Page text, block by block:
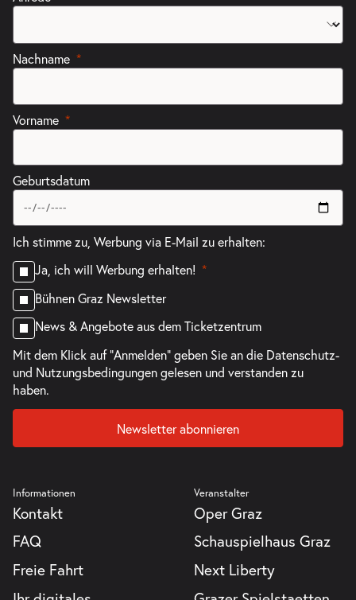
Nachname
Vorname
Geburtsdatum
Ich stimme zu, Werbung via E-Mail zu erhalten:
Ja, ich will Werbung erhalten!
Bühnen Graz Newsletter
News & Angebote aus dem Ticketzentrum
Mit dem Klick auf "Anmelden" geben Sie an die Datenschutz-
und Nutzungsbedingungengelesen und verstanden zu
haben.
Newsletter abonnieren
Informationen
Kontakt
FAQ
Freie Fahrt
Veranstalter
Oper Graz
Schauspielhaus Graz
Next Liberty